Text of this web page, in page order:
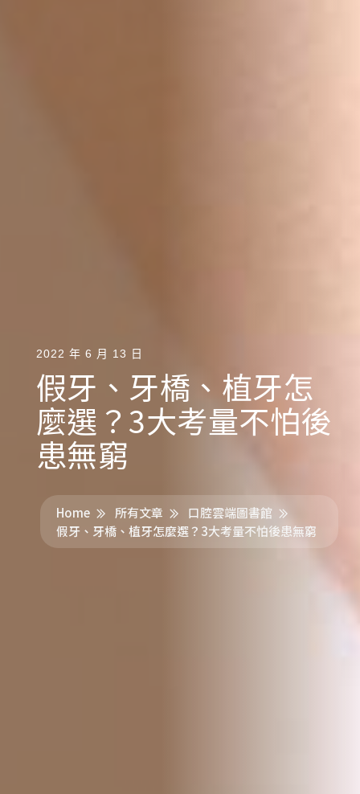
2022 年 6 月 13 日
假牙、牙橋、植牙怎
麼選？3大考量不怕後
患無窮
Home 所有文章
口腔雲端圖書館
假牙、牙橋、植牙怎麼選？3大考量不怕後患無窮